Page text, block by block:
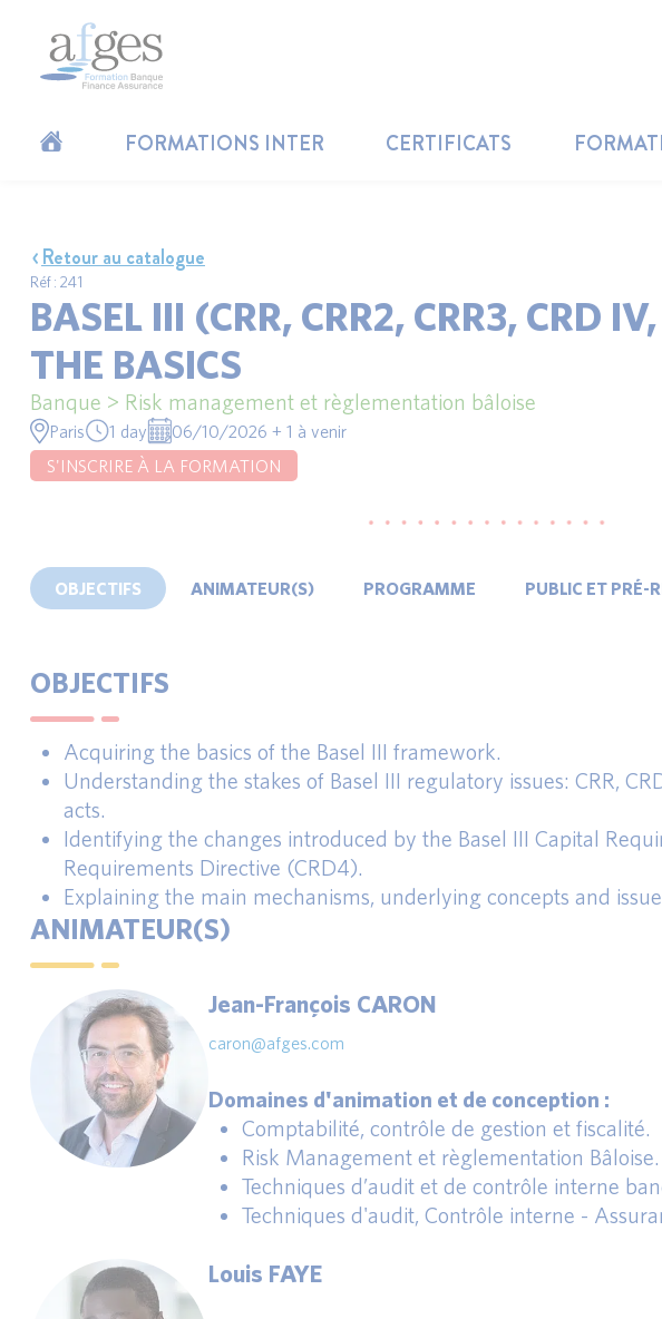
FORMATIONS INTER CERTIFICATS
Retour au catalogue
Réf : 241
BASEL III (CRR, CRR2, CRR3, CRD
THE BASICS
Banque > Risk management et règlementation bâloise
Paris 1 day
06/10/2026 + 1 à venir
S'INSCRIRE À LA FORMATION
OBJECTIFS ANIMATEUR(S) PROGRAMME PUBLIC ET PRÉ-
OBJECTIFS
Acquiring the basics of the Basel III framework.
Understanding the stakes of Basel III regulatory issues: CRR,
acts.
Identifying the changes introduced by the Basel III Capital
Requirements Directive (CRD4).
Explaining the main mechanisms, underlying concepts and
ANIMATEUR(S)
Jean-François CARON
caron@afges.com
Domaines d'animation et de conception :
Comptabilité, contrôle de gestion et fiscalité.
Risk Management et règlementation Bâloise.
Techniques d’audit et de contrôle interne
Techniques d'audit, Contrôle interne -
Louis FAYE